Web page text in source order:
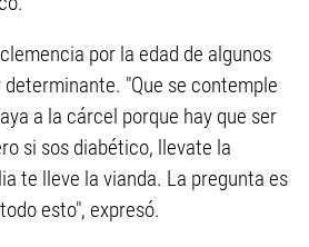
por la edad de algunos
"Que se contemple
a la cárcel porque hay que ser
si sos diabético, llevate la
te lleve la vianda. La pregunta es
esto", expresó.